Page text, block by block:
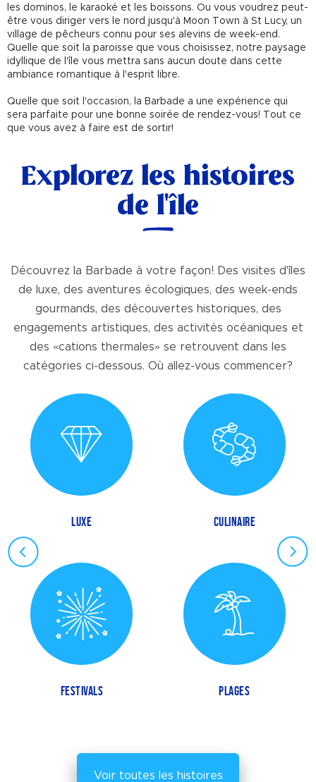
les dominos, le karaoké et les boissons. Ou vous voudrez peut-
être vous diriger vers le nord jusqu'à Moon Town à St Lucy, un
village de pêcheurs connu pour ses alevins de week-end.
Quelle que soit la paroisse que vous choisissez, notre paysage
idyllique de l'île vous mettra sans aucun doute dans cette
ambiance romantique à l'esprit libre.
Quelle que soit l'occasion, la Barbade a une expérience qui
sera parfaite pour une bonne soirée de rendez-vous! Tout ce
que vous avez à faire est de sortir!
Explorez les histoires
de l'île
Découvrez la Barbade à votre façon! Des visites d'îles
de luxe, des aventures écologiques, des week-ends
gourmands, des découvertes historiques, des
engagements artistiques, des activités océaniques et
des «cations thermales» se retrouvent dans les
catégories ci-dessous. Où allez-vous commencer?
LUXE
FESTIVALS
CULINAIRE
PLAGES
Voir toutes les histoires